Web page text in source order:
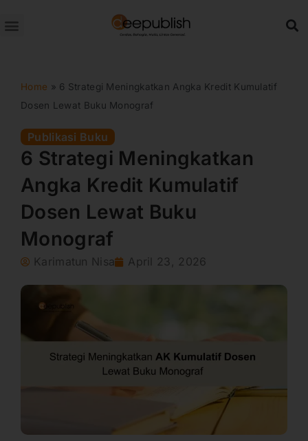
ke
Home » 6 Strategi Meningkatkan Angka Kredit Kumulatif
Dosen Lewat Buku Monograf
Publikasi Buku
6 Strategi Meningkatkan
Angka Kredit Kumulatif
Dosen Lewat Buku
Monograf
Karimatun Nisa April 23, 2026